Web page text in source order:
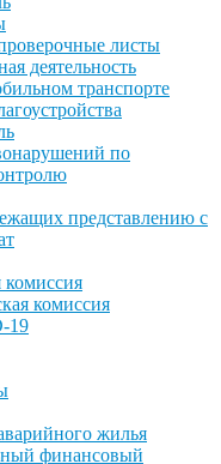
листы
деятельность
транспорте
по
представлению с
комиссия
комиссия
19
жилья
финансовый